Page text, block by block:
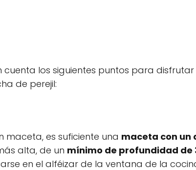
cuenta los siguientes puntos para
de perejil:
maceta, es suficiente una maceta con un
alta, de un mínimo de profundidad de
en el alféizar de la ventana de la